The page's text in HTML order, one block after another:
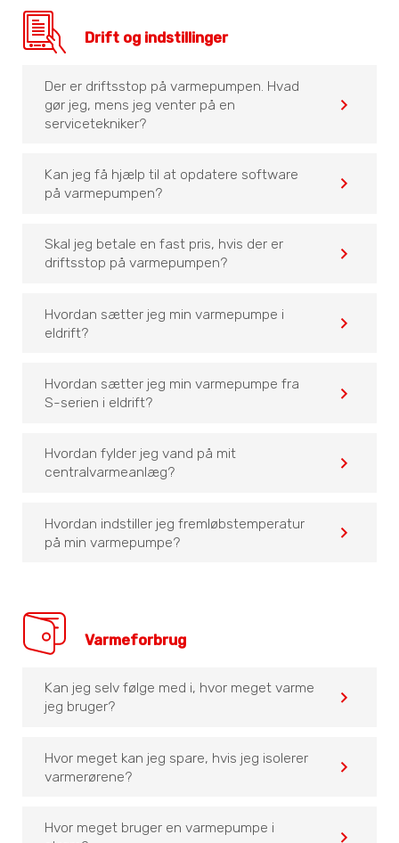
Drift og indstillinger
Der er driftsstop på varmepumpen. Hvad
gør jeg, mens jeg venter på en
servicetekniker?
navigate_before
Kan jeg få hjælp til at opdatere software
på varmepumpen?
navigate_before
Skal jeg betale en fast pris, hvis der er
driftsstop på varmepumpen?
navigate_before
Hvordan sætter jeg min varmepumpe i
eldrift?
navigate_before
Hvordan sætter jeg min varmepumpe fra
S-serien i eldrift?
navigate_before
Hvordan fylder jeg vand på mit
centralvarmeanlæg?
navigate_before
Hvordan indstiller jeg fremløbstemperatur
på min varmepumpe?
navigate_before
Varmeforbrug
Kan jeg selv følge med i, hvor meget varme
jeg bruger?
navigate_before
Hvor meget kan jeg spare, hvis jeg isolerer
varmerørene?
navigate_before
Hvor meget bruger en varmepumpe i
navigate_before